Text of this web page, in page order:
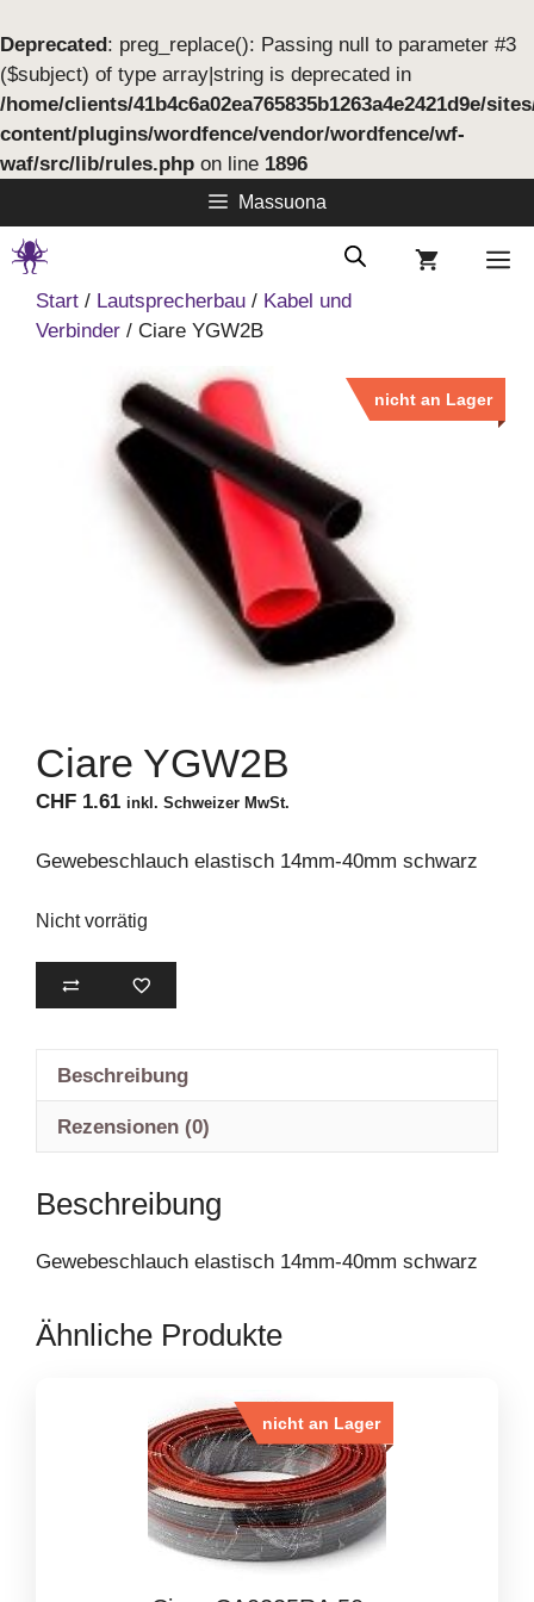
Deprecated: preg_replace(): Passing null to parameter #3
($subject) of type array|string is deprecated in
/home/clients/41b4c6a02ea765835b1263a4e2421d9e/
content/plugins/wordfence/vendor/wordfence/wf-
waf/src/lib/rules.php on line 1896
zum
Inhalt
Massuona
Start / Lautsprecherbau / Kabel und
Verbinder / Ciare YGW2B
nicht an Lager
Ciare YGW2B
CHF 1.61 inkl. Schweizer MwSt.
Gewebeschlauch elastisch 14mm-40mm schwarz
Nicht vorrätig
Beschreibung
Rezensionen (0)
Beschreibung
Gewebeschlauch elastisch 14mm-40mm schwarz
Ähnliche Produkte
nicht an Lager